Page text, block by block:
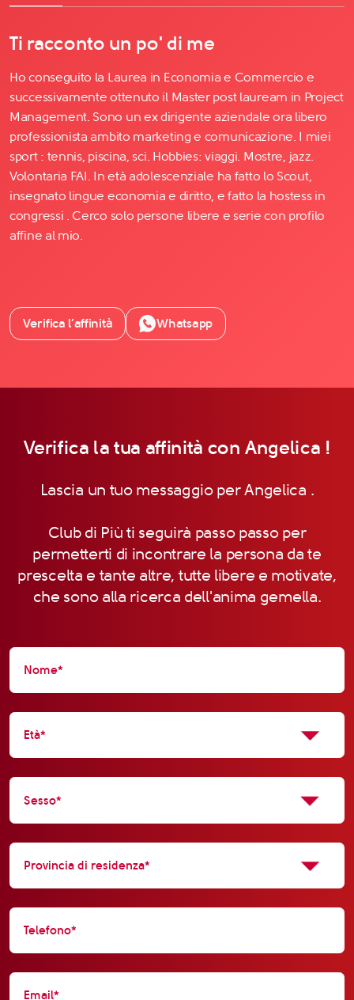
Ti racconto un po' di me
Ho conseguito la Laurea in Economia e Commercio e
successivamente ottenuto il Master post lauream in Project
Management. Sono un ex dirigente aziendale ora libero
professionista ambito marketing e comunicazione. I miei
sport : tennis, piscina, sci. Hobbies: viaggi. Mostre, jazz.
Volontaria FAI. In età adolescenziale ha fatto lo Scout,
insegnato lingue economia e diritto, e fatto la hostess in
congressi . Cerco solo persone libere e serie con profilo
affine al mio.
Verifica l’affinità Whatsapp
Verifica la tua affinità con Angelica !
Lascia un tuo messaggio per Angelica .
Club di Più ti seguirà passo passo per
permetterti di incontrare la persona da te
prescelta e tante altre, tutte libere e motivate,
che sono alla ricerca dell'anima gemella.